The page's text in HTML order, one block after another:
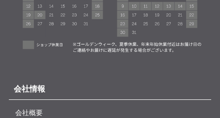
会社情報
会社概要